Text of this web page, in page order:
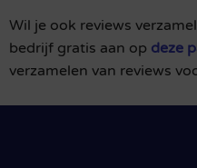
Wil je ook reviews
bedrijf gratis aan op deze
verzamelen van reviews